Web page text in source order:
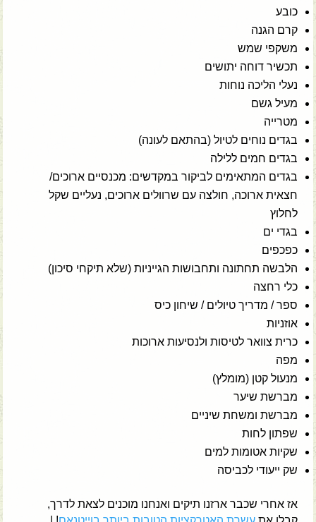
כובע
קרם הגנה
משקפי שמש
תכשיר דוחה יתושים
נעלי הליכה נוחות
מעיל גשם
מטרייה
בגדים נוחים לטיול (בהתאם לעונה)
בגדים חמים ללילה
בגדים המתאימים לביקור במקדשים: מכנסיים ארוכים/
חצאית ארוכה, חולצה עם שרוולים ארוכים, נעליים שקל
לחלוץ
בגדי ים
כפכפים
הלבשה תחתונה ותחבושות הגייניות (שלא תיקחי סיכון)
כלי רחצה
ספר / מדריך טיולים / שיחון כיס
אוזניות
כרית צוואר לטיסות ולנסיעות ארוכות
מפה
מנעול קטן (מומלץ)
מברשת שיער
מברשת ומשחת שיניים
שפתון לחות
שקיות אטומות למים
שק ייעודי לכביסה
אז אחרי שכבר ארזנו תיקים ואנחנו מוכנים לצאת לדרך,